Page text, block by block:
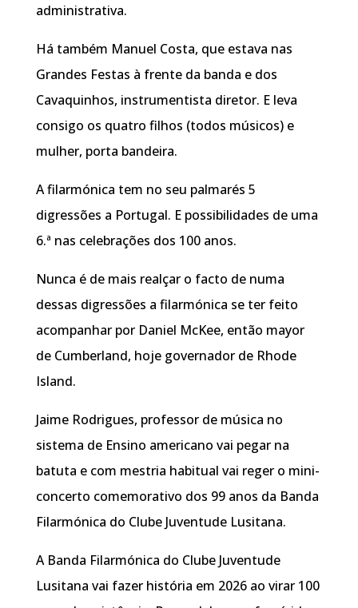
administrativa.
Há também Manuel Costa, que estava nas
Grandes Festas à frente da banda e dos
Cavaquinhos, instrumentista diretor. E leva
consigo os quatro filhos (todos músicos) e
mulher, porta bandeira.
A filarmónica tem no seu palmarés 5
digressões a Portugal. E possibilidades de uma
6.ª nas celebrações dos 100 anos.
Nunca é de mais realçar o facto de numa
dessas digressões a filarmónica se ter feito
acompanhar por Daniel McKee, então mayor
de Cumberland, hoje governador de Rhode
Island.
Jaime Rodrigues, professor de música no
sistema de Ensino americano vai pegar na
batuta e com mestria habitual vai reger o mini-
concerto comemorativo dos 99 anos da Banda
Filarmónica do Clube Juventude Lusitana.
A Banda Filarmónica do Clube Juventude
Lusitana vai fazer história em 2026 ao virar 100